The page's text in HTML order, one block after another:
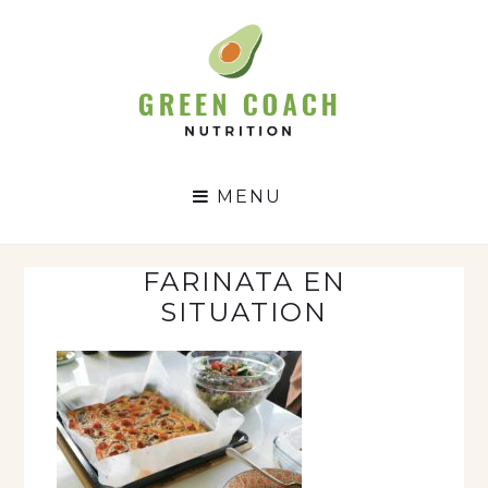
GCN
MENU
FARINATA EN
SITUATION